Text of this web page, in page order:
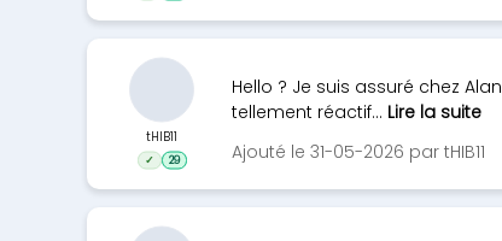
Hello ? Je suis assuré chez
tellement réactif... Lire la suite
Ajouté le 31-05-2026 par tHIB11
tHIB11
✓ 29